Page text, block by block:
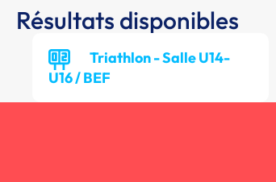
Résultats disponibles
Triathlon - Salle U14-
U16 / BEF